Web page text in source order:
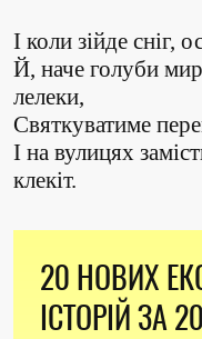
І коли зійде сніг,
Й, наче голуби
лелеки,
Святкуватиме
І на вулицях
клекіт.
20 НОВИХ
ІСТОРІЙ ЗА